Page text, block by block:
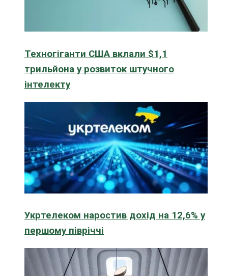
Техногіганти США вклали $1,1
трильйона у розвиток штучного
інтелекту
Укртелеком наростив дохід на 12,6% у
першому півріччі